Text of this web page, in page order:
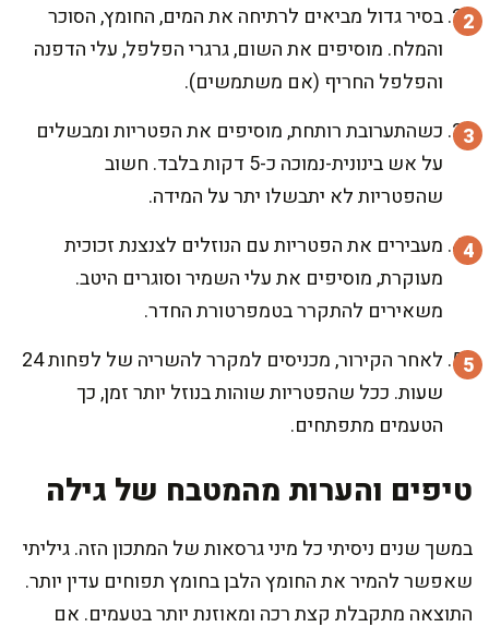
בסיר גדול מביאים לרתיחה את המים, החומץ, הסוכר
והמלח. מוסיפים את השום, גרגרי הפלפל, עלי הדפנה
והפלפל החריף (אם משתמשים).
כשהתערובת רותחת, מוסיפים את הפטריות ומבשלים
על אש בינונית-נמוכה כ-5 דקות בלבד. חשוב
שהפטריות לא יתבשלו יתר על המידה.
מעבירים את הפטריות עם הנוזלים לצנצנת זכוכית
מעוקרת, מוסיפים את עלי השמיר וסוגרים היטב.
משאירים להתקרר בטמפרטורת החדר.
לאחר הקירור, מכניסים למקרר להשריה של לפחות 24
שעות. ככל שהפטריות שוהות בנוזל יותר זמן, כך
הטעמים מתפתחים.
טיפים והערות מהמטבח של גילה
במשך שנים ניסיתי כל מיני גרסאות של המתכון הזה. גיליתי
שאפשר להמיר את החומץ הלבן בחומץ תפוחים עדין יותר.
התוצאה מתקבלת קצת רכה ומאוזנת יותר בטעמים. אם